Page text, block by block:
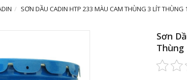
SƠN DẦU CADIN HTP 233 MÀU CAM THÙNG 3 LÍT THÙNG
Sơn
Thùng